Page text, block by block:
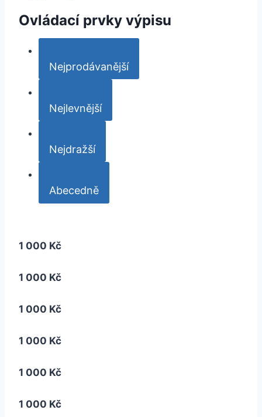
Ovládací prvky výpisu
Nejprodávanější
Nejlevnější
Nejdražší
Abecedně
1 000 Kč
1 000 Kč
1 000 Kč
1 000 Kč
1 000 Kč
1 000 Kč